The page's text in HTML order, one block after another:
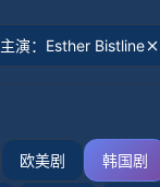
主演：Esther Bistline
欧美剧 韩国剧